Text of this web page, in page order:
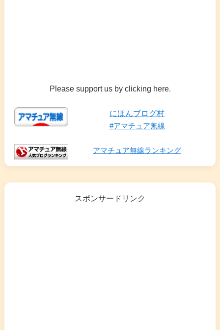
Please support us by clicking here.
にほんブログ村
#アマチュア無線
アマチュア無線ランキング
スポンサードリンク